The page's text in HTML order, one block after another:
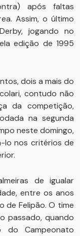
após faltas
Assim, o último
jogando no
edição de 1995
dois a mais do
contudo não
da competição,
na segunda
neste domingo,
lo nos critérios de
de igualar
entre os anos
de Felipão. O time
passado, quando
Campeonato